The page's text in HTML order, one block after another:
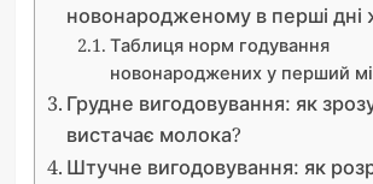
новонародженому в перші дні
Таблиця норм годування
новонароджених у перший
Грудне вигодовування: як
вистачає молока?
Штучне вигодовування: як